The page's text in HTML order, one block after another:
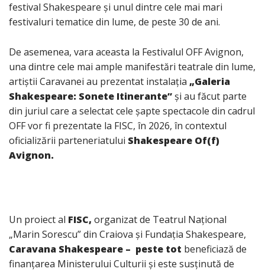
festival Shakespeare și unul dintre cele mai mari
festivaluri tematice din lume, de peste 30 de ani.
De asemenea, vara aceasta la Festivalul OFF Avignon,
una dintre cele mai ample manifestări teatrale din lume,
artiștii Caravanei au prezentat instalația „Galeria
Shakespeare: Sonete Itinerante”și au făcut parte
din juriul care a selectat cele șapte spectacole din cadrul
OFF vor fi prezentate la FISC, în 2026, în contextul
oficializării parteneriatului Shakespeare Of(f)
Avignon.
Un proiect al FISC, organizat de Teatrul Național
„Marin Sorescu” din Craiova și Fundația Shakespeare,
Caravana Shakespeare – peste tot beneficiază de
finanțarea Ministerului Culturii și este susținută de